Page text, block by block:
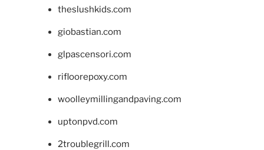
theslushkids.com
giobastian.com
glpascensori.com
rifloorepoxy.com
woolleymillingandpaving.com
uptonpvd.com
2troublegrill.com